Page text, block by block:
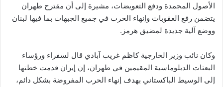
الأصول المجمدة ودفع التعويضات، مشيرة إلى أن مقترح طهران
يتضمن رفع العقوبات وإنهاء الحرب في جميع الجبهات بما فيها لبنان
ووضع آلية جديدة لمضيق هرمز.
وكان نائب وزير الخارجية كاظم غريب آبادي قال لسفراء ورؤساء
البعثات الدبلوماسية المقيمين في طهران، إن إيران قدمت خطتها
إلى الوسيط الباكستاني بهدف إنهاء الحرب المفروضة بشكل دائم،